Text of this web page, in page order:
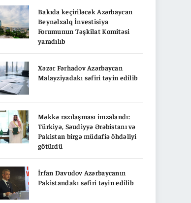
Bakıda keçiriləcək Azərbaycan
Beynəlxalq İnvestisiya
Forumunun Təşkilat Komitəsi
yaradılıb
Xəzər Fərhadov Azərbaycan
Malayziyadakı səfiri təyin edilib
Məkkə razılaşması imzalandı:
Türkiyə, Səudiyyə Ərəbistanı və
Pakistan birgə müdafiə öhdəliyi
götürdü
İrfan Davudov Azərbaycanın
Pakistandakı səfiri təyin edilib